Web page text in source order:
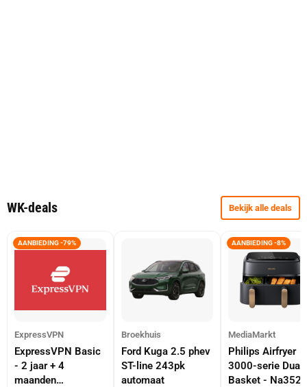
WK-deals Bekijk alle deals
AANBIEDING -79%
ExpressVPN
ExpressVPN Basic
- 2 jaar + 4
maanden
Broekhuis
Ford Kuga 2.5 phev
ST-line 243pk
automaat
AANBIEDING -8%
MediaMarkt
Philips Airfryer
3000-serie Dual
Basket -